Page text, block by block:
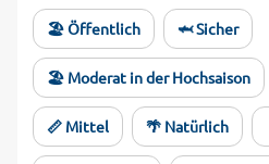
🏖️ Öffentlich 🦈 Sicher
🏖️ Moderat in der Hochsaison
📏 Mittel 🌴 Natürlich